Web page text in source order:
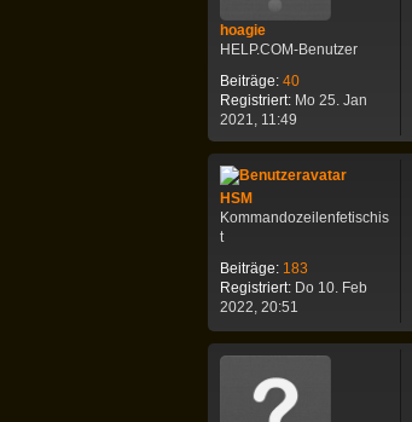
hoagie
HELP.COM-Benutzer
Beiträge: 40
Registriert: Mo 25. Jan
2021, 11:49
HSM
Kommandozeilenfetischis
t
Beiträge: 183
Registriert: Do 10. Feb
2022, 20:51